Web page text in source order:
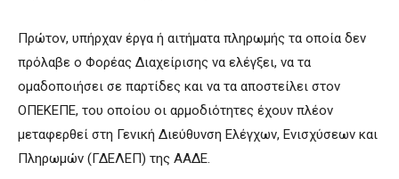
Πρώτον, υπήρχαν έργα ή αιτήματα πληρωμής τα οποία δεν
πρόλαβε ο Φορέας Διαχείρισης να ελέγξει, να τα
ομαδοποιήσει σε παρτίδες και να τα αποστείλει στον
ΟΠΕΚΕΠΕ, του οποίου οι αρμοδιότητες έχουν πλέον
μεταφερθεί στη Γενική Διεύθυνση Ελέγχων, Ενισχύσεων και
Πληρωμών (ΓΔΕΛΕΠ) της ΑΑΔΕ.